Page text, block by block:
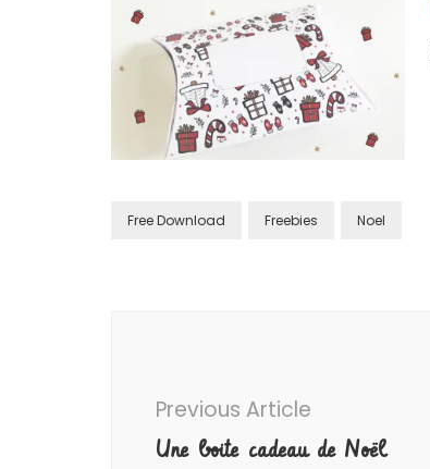
Free Download Freebies Noel
Previous Article
Une boite cadeau de Noël